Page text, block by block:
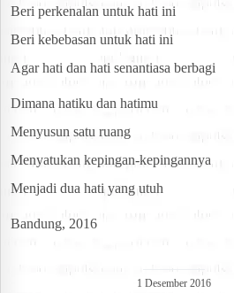
Beri perkenalan untuk hati ini
Beri kebebasan untuk hati ini
Agar hati dan hati senantiasa berbagi
Dimana hatiku dan hatimu
Menyusun satu ruang
Menyatukan kepingan-kepingannya
Menjadi dua hati yang utuh
Bandung, 2016
1 Desember 2016